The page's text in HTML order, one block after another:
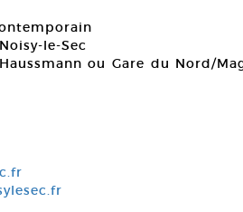
le-Sec
ou Gare du Nord/